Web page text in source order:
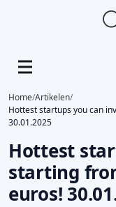
Home/Artikelen/
Hottest startups you can
30.01.2025
Hottest
starting
euros!